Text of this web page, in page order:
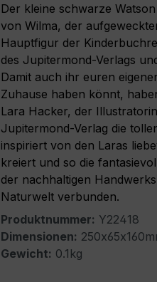
Der kleine schwarze
von Wilma, der
Hauptfigur der
des Jupitermond-Verlags
Damit auch ihr euren
Zuhause haben könnt,
Lara Hacker, der
Jupitermond-Verlag die
inspiriert von den Laras
kreiert und so die
der nachhaltigen
Naturwelt verbunden.
Produktnummer: Y22418
Dimensionen:
Gewicht: 0.1kg